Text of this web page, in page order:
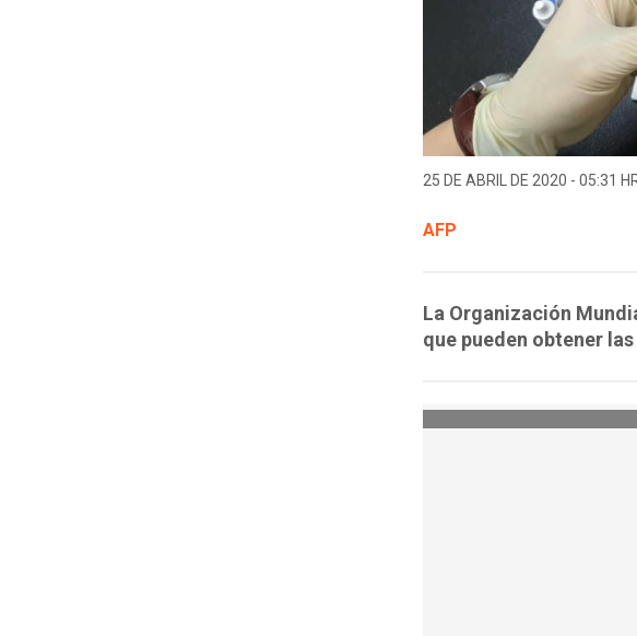
25 DE ABRIL DE 2020 - 05:31
AFP
La Organización
que pueden obtener